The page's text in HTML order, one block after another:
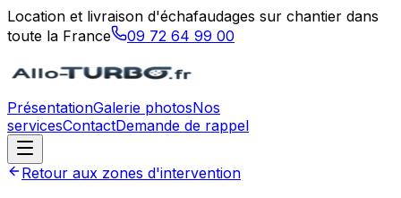
Location et livraison d'échafaudages sur chantier dans
toute la France
09 72 64 99 00
PrésentationGalerie photosNos
servicesContactDemande de rappel
Retour aux zones d'intervention